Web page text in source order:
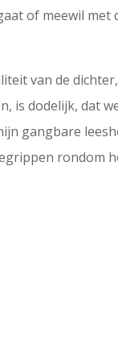
of meewil met
van de
is dodelijk, dat
gangbare
rondom